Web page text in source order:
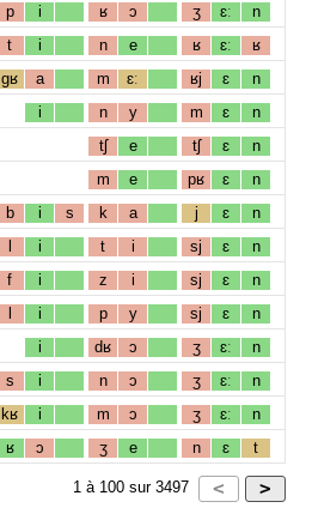
p i ʁ ɔ ʒ ɛː n
t i n e ʁ ɛː ʁ
gʁ a m ɛː ʁj ɛ n
i n y m ɛ n
tʃ e tʃ ɛ n
m e pʁ ɛ n
b i s k a j ɛ n
l i t i sj ɛ n
f i z i sj ɛ n
l i p y sj ɛ n
i dʁ ɔ ʒ ɛː n
s i n ɔ ʒ ɛː n
kʁ i m ɔ ʒ ɛː n
ʁ ɔ ʒ e n ɛ t
1 à 100 sur 3497